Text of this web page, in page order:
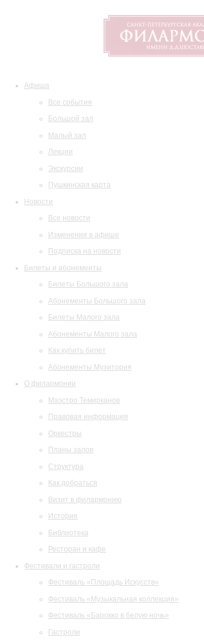
Афиша
Все события
Большой зал
Малый зал
Лекции
Экскурсии
Пушкинская карта
Новости
Все новости
Изменения в афише
Подписка на новости
Билеты и абонементы
Билеты Большого зала
Абонементы Большого зала
Билеты Малого зала
Абонементы Малого зала
Как купить билет
Абонементы Музитория
О филармонии
Маэстро Темирканов
Правовая информация
Оркестры
Планы залов
Структура
Как добраться
Визит в филармонию
История
Библиотека
Ресторан и кафе
Фестивали и гастроли
Фестиваль «Площадь Искусств»
Фестиваль «Музыкальная коллекция»
Фестиваль «Барокко в белую ночь»
Гастроли